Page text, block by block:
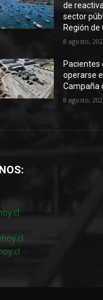
de
sector
Región de
8 agosto,
Pacientes
operarse
Campaña
8 agosto,